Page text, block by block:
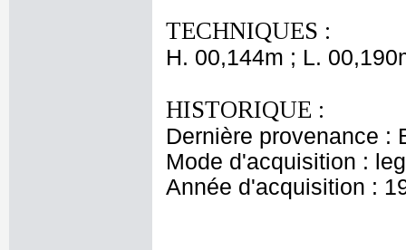
TECHNIQUES :
H. 00,144m ; L.
HISTORIQUE :
Dernière provenance :
Mode d'acquisition :
Année d'acquisition :